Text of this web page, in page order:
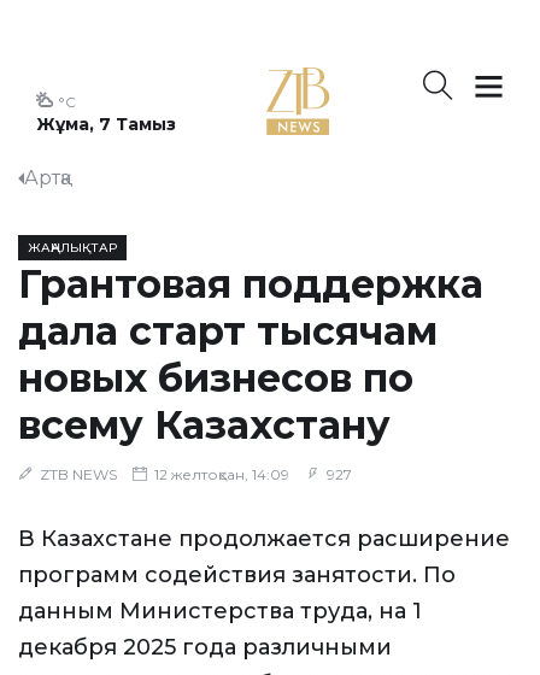
Жұма, 7 Тамыз
°C
Артқа
ЖАҢАЛЫҚТАР
Грантовая поддержка
дала старт тысячам
новых бизнесов по
всему Казахстану
ZTB NEWS 12 желтоқсан, 14:09 927
В Казахстане продолжается расширение
программ содействия занятости. По
данным Министерства труда, на 1
декабря 2025 года различными